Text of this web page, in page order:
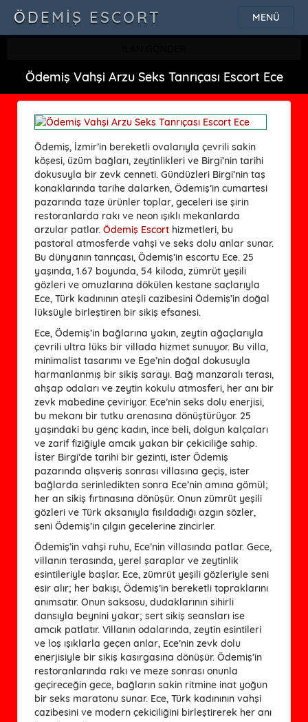
MENÜ
ÖDEMIŞ ESCORT
Ödemiş Vahşi Arzu Seks Tanrıçası Escort Ece
Ödemiş, İzmir’in bereketli ovalarıyla çevrili sakin
köşesi, üzüm bağları, zeytinlikleri ve Birgi’nin tarihi
dokusuyla bir zevk cenneti. Gündüzleri Birgi’nin taş
konaklarında tarihe dalarken, Ödemiş’in cumartesi
pazarında taze ürünler toplar, geceleri ise şirin
restoranlarda rakı ve neon ışıklı mekanlarda
arzular patlar. Ödemiş Escort hizmetleri, bu
pastoral atmosferde vahşi ve seks dolu anlar sunar.
Bu dünyanın tanrıçası, Ödemiş’in escortu Ece. 25
yaşında, 1.67 boyunda, 54 kiloda, zümrüt yeşili
gözleri ve omuzlarına dökülen kestane saçlarıyla
Ece, Türk kadınının ateşli cazibesini Ödemiş’in doğal
lüksüyle birleştiren bir sikiş efsanesi.
Ece, Ödemiş’in bağlarına yakın, zeytin ağaçlarıyla
çevrili ultra lüks bir villada hizmet sunuyor. Bu villa,
minimalist tasarımı ve Ege’nin doğal dokusuyla
harmanlanmış bir sikiş sarayı. Bağ manzaralı terası,
ahşap odaları ve zeytin kokulu atmosferi, her anı bir
zevk mabedine çeviriyor. Ece’nin seks dolu enerjisi,
bu mekanı bir tutku arenasına dönüştürüyor. 25
yaşındaki bu genç kadın, ince beli, dolgun kalçaları
ve zarif fiziğiyle amcık yakan bir çekiciliğe sahip.
İster Birgi’de tarihi bir gezinti, ister Ödemiş
pazarında alışveriş sonrası villasına geçiş, ister
bağlarda serinledikten sonra Ece’nin amına gömül;
her an sikiş fırtınasına dönüşür. Onun zümrüt yeşili
gözleri ve Türk aksanıyla fısıldadığı azgın sözler,
seni Ödemiş’in çılgın gecelerine zincirler.
Ödemiş’in vahşi ruhu, Ece’nin villasında patlar. Gece,
villanın terasında, yerel şaraplar ve zeytinlik
esintileriyle başlar. Ece, zümrüt yeşili gözleriyle seni
esir alır; her bakışı, Ödemiş’in bereketli topraklarını
anımsatır. Onun saksosu, dudaklarının sihirli
dansıyla beynini yakar; sert sikiş seansları ise
amcık patlatır. Villanın odalarında, zeytin esintileri
ve loş ışıklarla geçen anlar, Ece’nin zevk dolu
enerjisiyle bir sikiş kasırgasına dönüşür. Ödemiş’in
restoranlarında rakı ve meze sonrası onunla
geçireceğin gece, bağların sakin ritmine inat yoğun
bir seks maratonu sunar. Ece, Türk kadınının vahşi
cazibesini ve modern çekiciliğini birleştirerek her anı